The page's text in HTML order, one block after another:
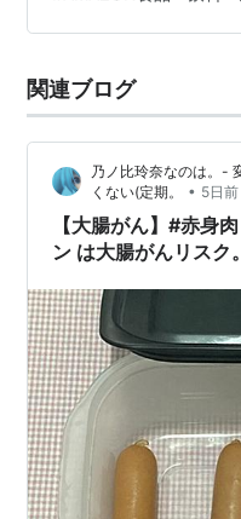
関連ブログ
乃ノ比玲奈なのは。-
くない(定期。
• 5日前
【大腸がん】#赤身
ン は大腸がんリスク。